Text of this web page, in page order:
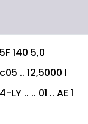
140 5,0
.. 12,5000 I
LY .. .. 01 .. AE 1